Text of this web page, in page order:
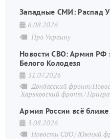
Западные СМИ: Распад
6.08.2026
Про Украину
Новости СВО: Армия РФ
Белого Колодезя
31.07.2026
Донбасский фронт/
Харьковский фронт
Армия России всё
3.08.2026
Новости СВО Южный